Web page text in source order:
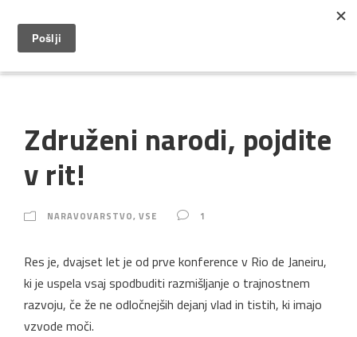
Združeni narodi, pojdite
v rit!
NARAVOVARSTVO, VSE 1
Res je, dvajset let je od prve konference v Rio de Janeiru,
ki je uspela vsaj spodbuditi razmišljanje o trajnostnem
razvoju, če že ne odločnejših dejanj vlad in tistih, ki imajo
vzvode moči.